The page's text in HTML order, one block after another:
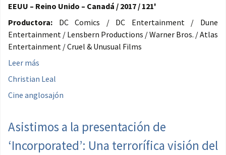
EEUU – Reino Unido – Canadá / 2017 / 121'
Productora: DC Comics / DC Entertainment / Dune
Entertainment / Lensbern Productions / Warner Bros. / Atlas
Entertainment / Cruel & Unusual Films
Leer más
Christian Leal
Cine anglosajón
Asistimos a la presentación de
‘Incorporated’: Una terrorífica visión del